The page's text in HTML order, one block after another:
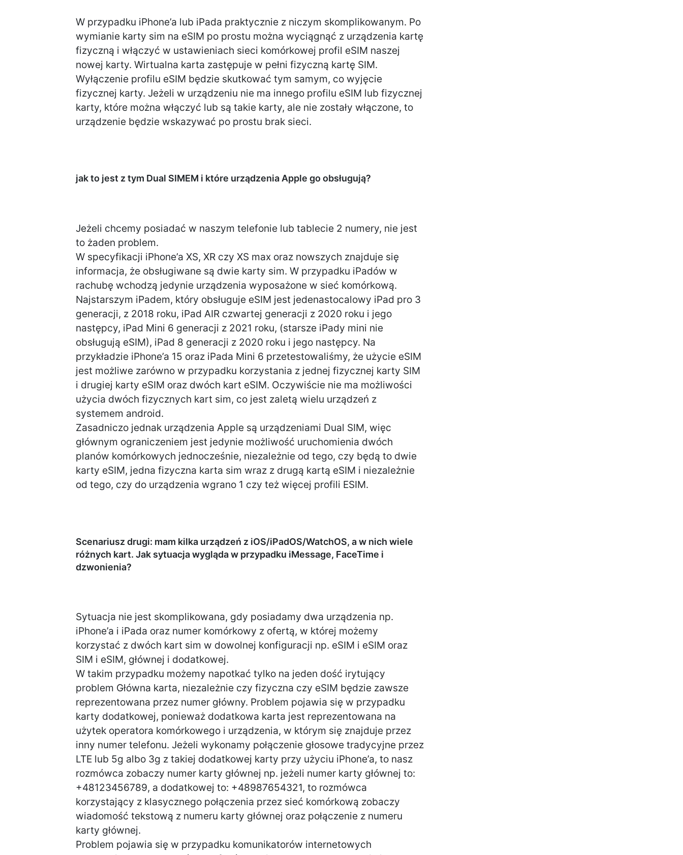
W przypadku iPhone’a lub iPada praktycznie z niczym skomplikowanym. Po
wymianie karty sim na eSIM po prostu można wyciągnąć z urządzenia kartę
fizyczną i włączyć w ustawieniach sieci komórkowej profil eSIM naszej
nowej karty. Wirtualna karta zastępuje w pełni fizyczną kartę SIM.
Wyłączenie profilu eSIM będzie skutkować tym samym, co wyjęcie
fizycznej karty. Jeżeli w urządzeniu nie ma innego profilu eSIM lub fizycznej
karty, które można włączyć lub są takie karty, ale nie zostały włączone, to
urządzenie będzie wskazywać po prostu brak sieci.
jak to jest z tym Dual SIMEM i które urządzenia Apple go obsługują?
Jeżeli chcemy posiadać w naszym telefonie lub tablecie 2 numery, nie jest
to żaden problem.
W specyfikacji iPhone’a XS, XR czy XS max oraz nowszych znajduje się
informacja, że obsługiwane są dwie karty sim. W przypadku iPadów w
rachubę wchodzą jedynie urządzenia wyposażone w sieć komórkową.
Najstarszym iPadem, który obsługuje eSIM jest jedenastocalowy iPad pro 3
generacji, z 2018 roku, iPad AIR czwartej generacji z 2020 roku i jego
następcy, iPad Mini 6 generacji z 2021 roku, (starsze iPady mini nie
obsługują eSIM), iPad 8 generacji z 2020 roku i jego następcy. Na
przykładzie iPhone’a 15 oraz iPada Mini 6 przetestowaliśmy, że użycie eSIM
jest możliwe zarówno w przypadku korzystania z jednej fizycznej karty SIM
i drugiej karty eSIM oraz dwóch kart eSIM. Oczywiście nie ma możliwości
użycia dwóch fizycznych kart sim, co jest zaletą wielu urządzeń z
systemem android.
Zasadniczo jednak urządzenia Apple są urządzeniami Dual SIM, więc
głównym ograniczeniem jest jedynie możliwość uruchomienia dwóch
planów komórkowych jednocześnie, niezależnie od tego, czy będą to dwie
karty eSIM, jedna fizyczna karta sim wraz z drugą kartą eSIM i niezależnie
od tego, czy do urządzenia wgrano 1 czy też więcej profili ESIM.
Scenariusz drugi: mam kilka urządzeń z iOS/iPadOS/WatchOS, a w nich wiele
różnych kart. Jak sytuacja wygląda w przypadku iMessage, FaceTime i
dzwonienia?
Sytuacja nie jest skomplikowana, gdy posiadamy dwa urządzenia np.
iPhone’a i iPada oraz numer komórkowy z ofertą, w której możemy
korzystać z dwóch kart sim w dowolnej konfiguracji np. eSIM i eSIM oraz
SIM i eSIM, głównej i dodatkowej.
W takim przypadku możemy napotkać tylko na jeden dość irytujący
problem Główna karta, niezależnie czy fizyczna czy eSIM będzie zawsze
reprezentowana przez numer główny. Problem pojawia się w przypadku
karty dodatkowej, ponieważ dodatkowa karta jest reprezentowana na
użytek operatora komórkowego i urządzenia, w którym się znajduje przez
inny numer telefonu. Jeżeli wykonamy połączenie głosowe tradycyjne przez
LTE lub 5g albo 3g z takiej dodatkowej karty przy użyciu iPhone’a, to nasz
rozmówca zobaczy numer karty głównej np. jeżeli numer karty głównej to:
+48123456789, a dodatkowej to: +48987654321, to rozmówca
korzystający z klasycznego połączenia przez sieć komórkową zobaczy
wiadomość tekstową z numeru karty głównej oraz połączenie z numeru
karty głównej.
Problem pojawia się w przypadku komunikatorów internetowych